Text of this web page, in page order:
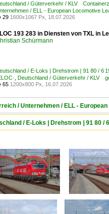
/ Güterverkehr / KLV
/ ELL - European Locomotive
29 1600x1067 Px, 18.07.2026
193 283 in Diensten von TXL in
Schürmann
/ E-Loks | Drehstrom | 91 80 /
Deutschland / Güterverkehr / KLV
65 1200x800 Px, 16.07.2026
/ Unternehmen / ELL -
/ E-Loks | Drehstrom | 91